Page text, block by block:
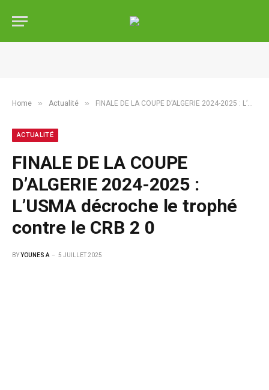
Home » Actualité » FINALE DE LA COUPE D’ALGERIE 2024-2025 : L’USMA décroche le trophé contre le CRB 2 0
ACTUALITÉ
FINALE DE LA COUPE
D’ALGERIE 2024-2025 :
L’USMA décroche le trophé
contre le CRB 2 0
BYYOUNES A 5 JUILLET 2025